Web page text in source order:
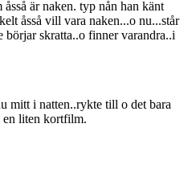
är naken. typ nån han känt
åsså vill vara naken...o nu...står
börjar skratta..o finner varandra..i
mitt i natten..rykte till o det bara
en liten kortfilm.